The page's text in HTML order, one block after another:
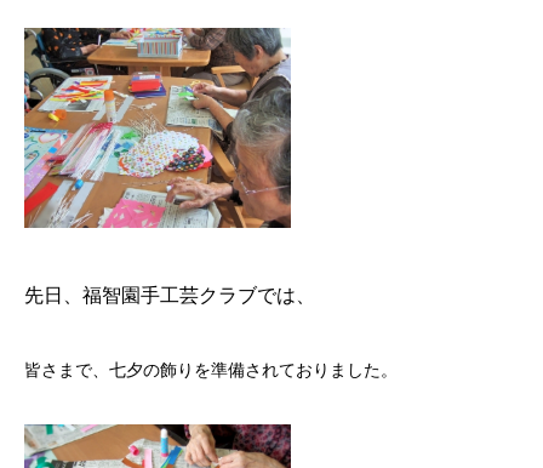
先日、 福智園手工芸クラブでは、
皆さまで、七夕の飾りを準備されておりました。